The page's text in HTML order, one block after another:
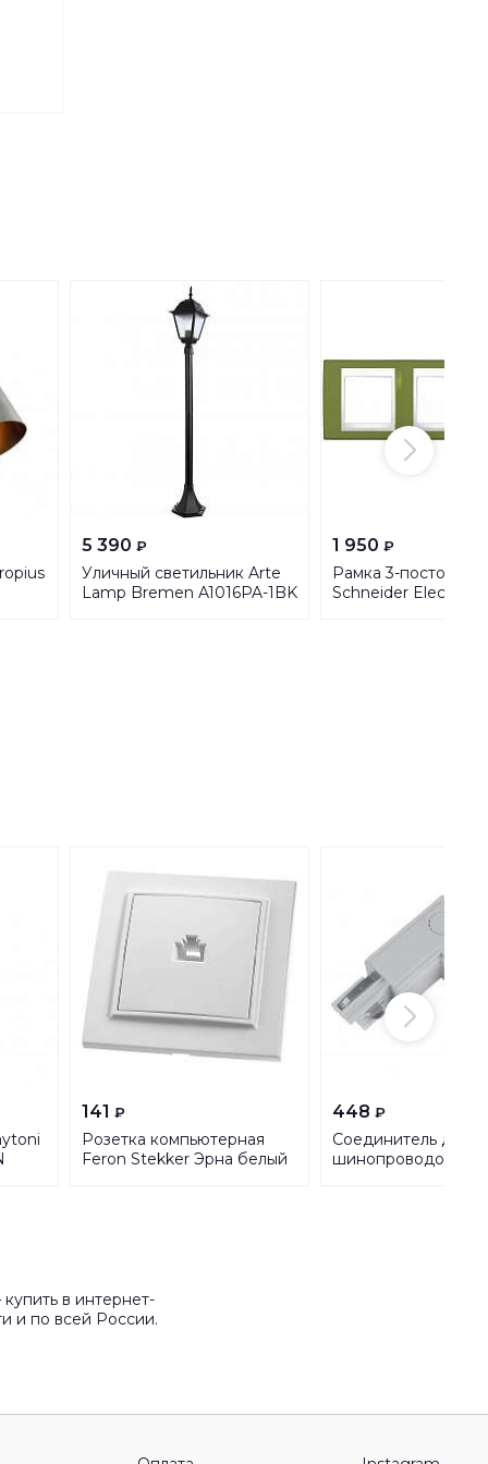
5 390 ₽
Уличный светильник Arte
Lamp Bremen A1016PA-1BK
1 950 ₽
Рамка 3-постовая
Schneider Electric
141 ₽
Розетка компьютерная
Feron Stekker Эрна белый
448 ₽
Соединитель для
шинопроводов L-
в интернет-
и по всей России.